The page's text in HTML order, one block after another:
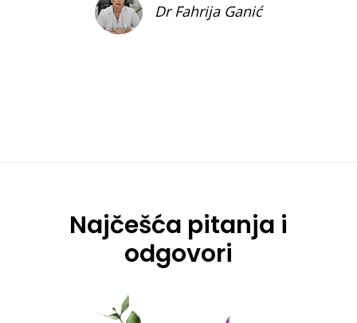
Dr Fahrija Ganić
Najčešća pitanja i
odgovori